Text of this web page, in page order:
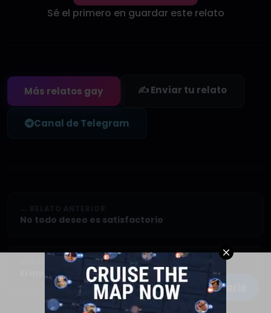
Sé el primero en guardar este relato
Más relatos gay ✍️ Enviar tu relato
Canal de Telegram
No todo deseo es satisfactorio
SIGUIENTE RELATO →
El mejor descuido – Parte I
Escribe un comentario